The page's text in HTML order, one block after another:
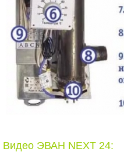
Видео ЭВАН NEXT 24: